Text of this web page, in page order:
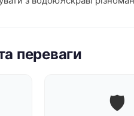
переваги
🛡️